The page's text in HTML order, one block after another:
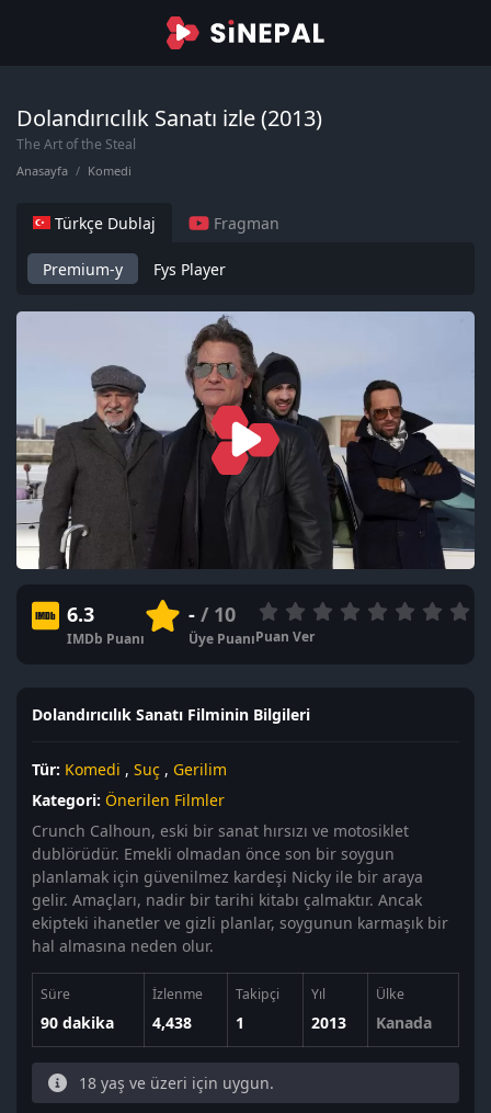
Dolandırıcılık Sanatı izle (2013)
The Art of the Steal
Anasayfa Komedi
Türkçe Dublaj Fragman
Premium-y Fys Player
6.3
IMDb Puanı
-/ 10
Üye PuanıPuan Ver
Dolandırıcılık Sanatı Filminin Bilgileri
Tür: Komedi , Suç , Gerilim
Kategori: Önerilen Filmler
Crunch Calhoun, eski bir sanat hırsızı ve motosiklet
dublörüdür. Emekli olmadan önce son bir soygun
planlamak için güvenilmez kardeşi Nicky ile bir araya
gelir. Amaçları, nadir bir tarihi kitabı çalmaktır. Ancak
ekipteki ihanetler ve gizli planlar, soygunun karmaşık bir
hal almasına neden olur.
Süre
90 dakika
İzlenme
4,438
Takipçi
1
Yıl
2013
Ülke
Kanada
18 yaş ve üzeri için uygun.